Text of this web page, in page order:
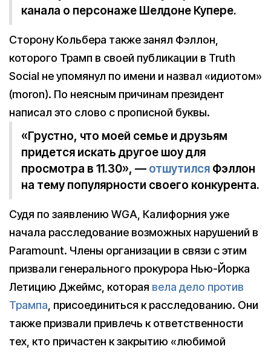
канала о персонаже Шелдоне Купере.
Сторону Кольбера также занял Фэллон,
которого Трамп в своей публикации в Truth
Social не упомянул по имени и назвал «идиотом»
(moron). По неясным причинам президент
написал это слово с прописной буквы.
«Грустно, что моей семье и друзьям
придется искать другое шоу для
просмотра в 11.30», — отшутился Фэллон
на тему популярности своего конкурента.
Судя по заявлению WGA, Калифорния уже
начала расследование возможных нарушений в
Paramount. Члены организации в связи с этим
призвали генерального прокурора Нью-Йорка
Летицию Джеймс, которая вела дело против
Трампа, присоединиться к расследованию. Они
также призвали привлечь к ответственности
тех, кто причастен к закрытию «любимой